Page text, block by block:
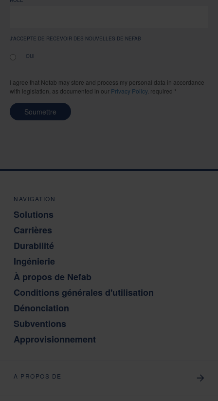
J'ACCEPTE DE RECEVOIR DES NOUVELLES DE NEFAB
OUI
I agree that Nefab may store and process my personal data in accordance
with legislation, as documented in our Privacy Policy. required *
Soumettre
NAVIGATION
Solutions
Carrières
Durabilité
Ingénierie
À propos de Nefab
Conditions générales d'utilisation
Dénonciation
Subventions
Approvisionnement
A PROPOS DE